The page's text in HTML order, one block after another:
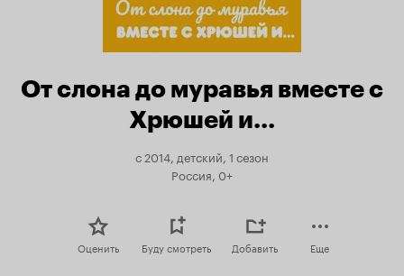
От слона до муравья вместе с
Хрюшей и…
с 2014, детский, 1 сезон
Россия, 0+
Оценить Буду смотреть Добавить Еще